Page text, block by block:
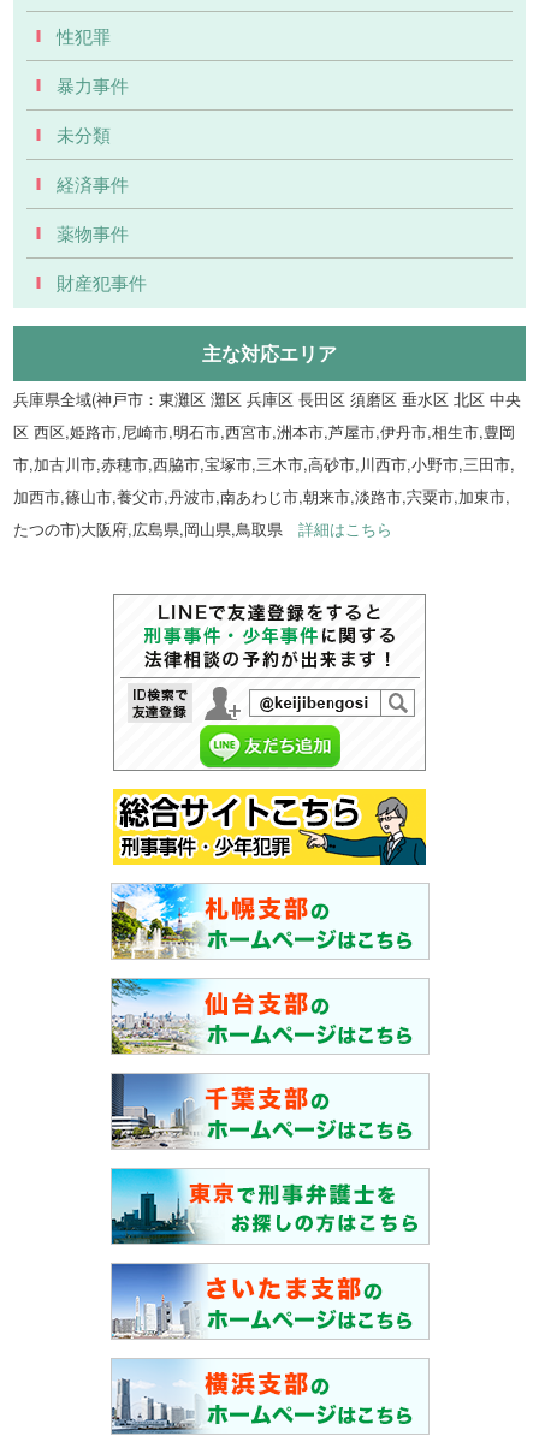
性犯罪
暴力事件
未分類
経済事件
薬物事件
財産犯事件
主な対応エリア
兵庫県全域(神戸市：東灘区 灘区 兵庫区 長田区 須磨区 垂水区 北区 中央
区 西区,姫路市,尼崎市,明石市,西宮市,洲本市,芦屋市,伊丹市,相生市,豊岡
市,加古川市,赤穂市,西脇市,宝塚市,三木市,高砂市,川西市,小野市,三田市,
加西市,篠山市,養父市,丹波市,南あわじ市,朝来市,淡路市,宍粟市,加東市,
たつの市)大阪府,広島県,岡山県,鳥取県詳細はこちら